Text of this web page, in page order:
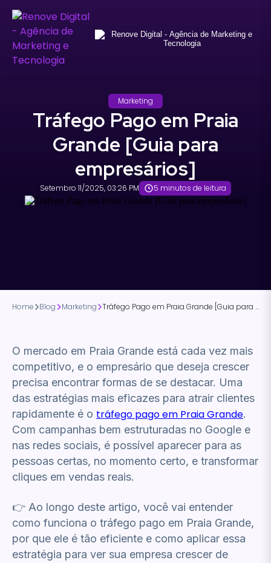
Marketing
Tráfego Pago em Praia
Grande [Guia para
empresários]
Setembro 11/2025, 03:26 PM 5 minutos de leitura
Home Blog Marketing Tráfego Pago em Praia Grande [Guia para empresários]
O mercado em Praia Grande está cada vez mais
competitivo, e o empresário que deseja crescer
precisa encontrar formas de se destacar. Uma
das estratégias mais eficazes para atrair clientes
rapidamente é o tráfego pago em Praia Grande.
Com campanhas bem estruturadas no Google e
nas redes sociais, é possível aparecer para as
pessoas certas, no momento certo, e transformar
cliques em vendas reais.
👉 Ao longo deste artigo, você vai entender
como funciona o tráfego pago em Praia Grande,
por que ele é tão eficiente e como aplicar essa
estratégia para ver sua empresa crescer de